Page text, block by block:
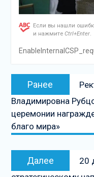
Если вы нашли
и нажмите Ctrl+Enter.
Навигация
записям
Ранее
Владимировна
церемонии
благо мира»
Далее
20